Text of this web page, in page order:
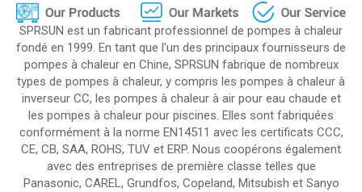
SPRSUN est un fabricant professionnel de pompes à chaleur
fondé en 1999. En tant que l'un des principaux fournisseurs de
pompes à chaleur en Chine, SPRSUN fabrique de nombreux
types de pompes à chaleur, y compris les pompes à chaleur à
inverseur CC, les pompes à chaleur à air pour eau chaude et
les pompes à chaleur pour piscines. Elles sont fabriquées
conformément à la norme EN14511 avec les certificats CCC,
CE, CB, SAA, ROHS, TUV et ERP. Nous coopérons également
avec des entreprises de première classe telles que
Panasonic, CAREL, Grundfos, Copeland, Mitsubish et Sanyo